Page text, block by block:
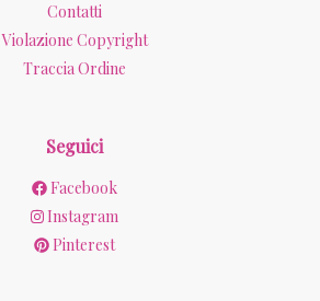
Contatti
Violazione Copyright
Traccia Ordine
Seguici
Facebook
Instagram
Pinterest